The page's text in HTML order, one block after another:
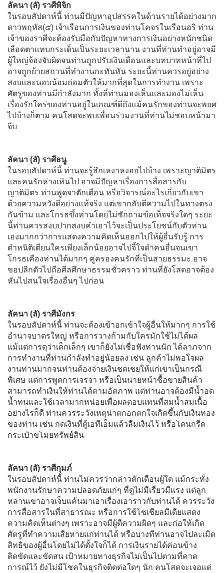
ลัคนา (ลั) ราศีพิจิก
ในรอบสัปดาห์นี้ ท่านมีปัญหาอุปสรรคในด้านรายได้อย่างมาก
ดาวพฤหัส(๕) เจ้าเรือนการเงินของท่านโคจรในเรือนอริ ท่าน
เจ้าของราศีจะต้องรับมือกับปัญหาทางการเงินอย่างหนักชนิด
เลือดตาแทบกระเด็นเป็นระยะเวลานาน งานที่ท่านทำอยู่อาจมี
ผู้ใหญ่จ้องจับผิดจนท่านถูกปรับเงินเดือนและบทบาทหน้าที่ไป
อาจถูกย้ายสถานที่ทำงานกะทันหัน ระยะนี้ท่านควรอยู่อย่าง
สงบและนอบน้อมถ่อมตัวให้มากที่สุดในการทำงาน เพราะ
ศัตรูของท่านมีกำลังมาก ทั้งที่ท่านมองเห็นและมองไม่เห็น
เรื่องรักใคร่ของท่านอยู่ในเกณฑ์ดีถึงแม้คนรักของท่านจะพยศ
ไปบ้างก็ตาม คนโสดจะพบเพื่อนร่วมงานที่ท่านไม่ชอบหน้ามา
จีบ
ลัคนา (ลั) ราศีธนู
ในรอบสัปดาห์นี้ ท่านจะรู้สึกเหงาหงอยไปบ้าง เพราะญาติมิตร
และคนรักห่างเหินไป อาจมีปัญหาเรื่องการสื่อสารกับ
ญาติมิตร ท่านพูดจาตักเตือน หรือวิจารณ์อะไรเกี่ยวกับเขา
ด้วยความหวังดีอย่างแท้จริง แต่เขากลับตีความไปในทางตรง
กันข้าม และโกรธขึ้งท่านโดยไม่ซักถามข้อเท็จจริงใดๆ ระยะ
นี้ท่านควรสงบปากสงบคำเอาไว้จะเป็นประโยชน์กับตัวท่าน
เองมากกว่าการแสดงความคิดเห็นออกไปให้ผู้อื่นรับรู้ การ
ตำหนิติเตียนใครเพียงเล็กน้อยอาจไปจี้ใจดำคนอื่นจนเขา
โกรธเคืองท่านได้มากๆ คู่ครองคนรักที่เป็นสายธรรมะ อาจ
ขอปลีกตัวไปถือศีลศึกษาธรรมชั่วคราว ท่านที่ยังโสดอาจต้อง
หันไปสนใจเรื่องอื่นๆ ไปก่อน
ลัคนา (ลั) ราศีมังกร
ในรอบสัปดาห์นี้ ท่านจะต้องเข้าอกเข้าใจผู้อื่นให้มากๆ การใช้
อำนาจบาตรใหญ่ หรือการวางก้ามกับใครมักใช้ไม่ได้ผล
แม้แต่การดุว่าเด็กเล็กๆ เขาก็ยังไม่เชื่อฟังท่านนัก ได้ลาภจาก
การทำงานที่ท่านกำลังทำอยู่น้อยลง เช่น ลูกค้าไม่พอใจผล
งานท่านมากจนท่านต้องจ่ายเงินชดเชยให้แก่เขาเป็นกรณี
พิเศษ แต่การพูดการเจรจา หรือเป็นนายหน้าซื้อขายสินค้า
สามารถทำเงินให้ท่านได้ตามอัตภาพ แต่ท่านอาจต้องมีน้ำอด
น้ำทนและใช้เวลามากหน่อยเพื่อผลตอบแทนที่สมน้ำสมเนื้อ
อย่างไรก็ดี ท่านควรระวังเหตุน่าตกอกตกใจเกิดขึ้นกับเงินทอง
ของท่าน เช่น กดเงินที่ตู้เอทีเอ็มแล้วลืมเงินไว้ หรือโดนกรีด
กระเป๋าขโมยทรัพย์สิน
ลัคนา (ลั) ราศีกุมภ์
ในรอบสัปดาห์นี้ ท่านไม่ควรว่ากล่าวตักเตือนผู้ใด แม้กระทั่ง
พนักงานรักษาความปลอดภัยแก่ๆ ที่ดูไม่มีเรี่ยวมีแรง แต่ลูก
หลานเขาอาจเจ็บแค้นมาเอาเรื่องเอาราวกับท่านได้ ควรระวัง
การสื่อสารในที่สาธารณะ หรือการใช้โซเชียลมีเดียแสดง
ความคิดเห็นต่างๆ เพราะอาจมีผู้ตีความผิดๆ และก่อให้เกิด
ศัตรูที่ทำความเสียหายแก่ท่านได้ หรือบางทีท่านอาจไปละเมิด
สิทธิของผู้อื่นโดยไม่ได้ตั้งใจก็ได้ การเงินรายได้ค่อนข้าง
ติดขัดและขัดสน เป้าหมายทางธุรกิจไม่เป็นไปตามที่คาด
การณ์ไว้ ยังไม่มีโชคในธุรกิจติดต่อใดๆ นัก คนโสดจะเจอแต่